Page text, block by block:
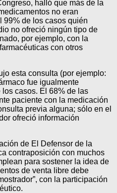
halló que más de la
no eran
99% de los casos quién
no ofreció ningún tipo de
por ejemplo, con la
con otros
esta consulta (por ejemplo:
fue igualmente
casos. El 68% de las
paciente con la medicación
previa alguna; sólo en el
ofreció información
de El Defensor de la
contraposición con muchos
para sostener la idea de
de venta libre debe
con la participación